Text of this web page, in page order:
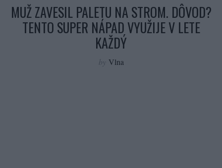
MUŽ ZAVESIL PALETU NA STROM. DÔVOD?
TENTO SUPER NÁPAD VYUŽIJE V LETE
KAŽDÝ
by Vlna